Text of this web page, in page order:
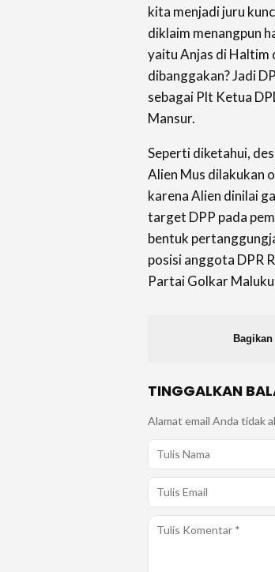
kita menjadi juru
diklaim menangpun
yaitu Anjas di Haltim
dibanggakan? Jadi
sebagai Plt Ketua
Mansur.
Seperti diketahui,
Alien Mus dilakukan
karena Alien dinilai
target DPP pada
bentuk
posisi anggota DPR
Partai Golkar
Bagikan
TINGGALKAN
Alamat email Anda tidak